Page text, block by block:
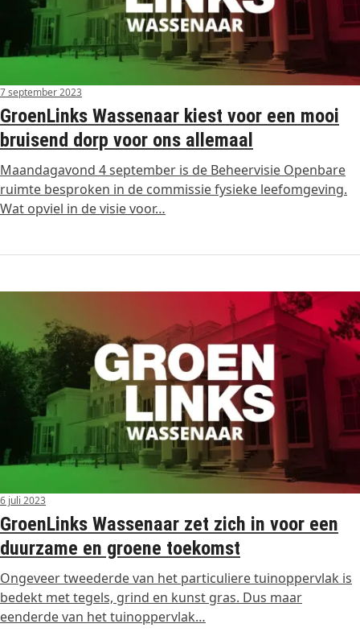
7 september 2023
GroenLinks Wassenaar kiest voor een mooi
bruisend dorp voor ons allemaal
Maandagavond 4 september is de Beheervisie Openbare
ruimte besproken in de commissie fysieke leefomgeving.
Wat opviel in de visie voor…
6 juli 2023
GroenLinks Wassenaar zet zich in voor een
duurzame en groene toekomst
Ongeveer tweederde van het particuliere tuinoppervlak is
bedekt met tegels, grind en kunst gras. Dus maar
eenderde van het tuinoppervlak…